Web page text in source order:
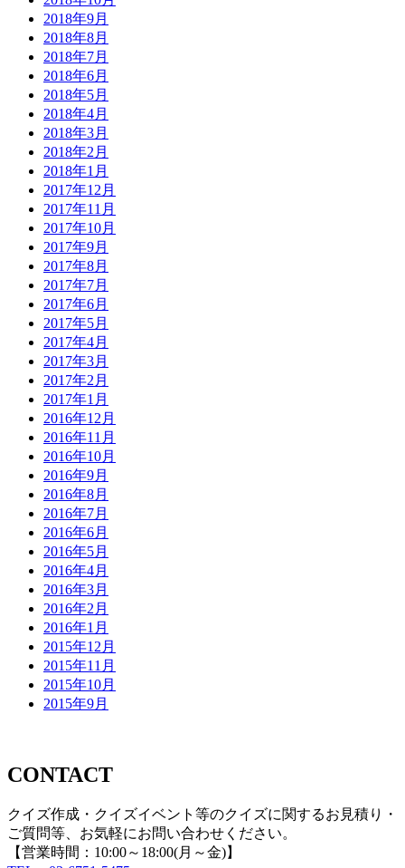
2018年9月
2018年8月
2018年7月
2018年6月
2018年5月
2018年4月
2018年3月
2018年2月
2018年1月
2017年12月
2017年11月
2017年10月
2017年9月
2017年8月
2017年7月
2017年6月
2017年5月
2017年4月
2017年3月
2017年2月
2017年1月
2016年12月
2016年11月
2016年10月
2016年9月
2016年8月
2016年7月
2016年6月
2016年5月
2016年4月
2016年3月
2016年2月
2016年1月
2015年12月
2015年11月
2015年10月
2015年9月
CONTACT
クイズ作成・クイズイベント等のクイズに関するお見積り・
ご質問等、お気軽にお問い合わせください。
【営業時間：10:00～18:00(月～金)】